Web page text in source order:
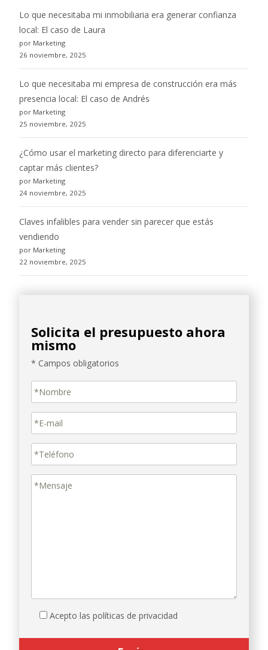
Lo que necesitaba mi inmobiliaria era generar confianza
local: El caso de Laura
por Marketing
26 noviembre, 2025
Lo que necesitaba mi empresa de construcción era más
presencia local: El caso de Andrés
por Marketing
25 noviembre, 2025
¿Cómo usar el marketing directo para diferenciarte y
captar más clientes?
por Marketing
24 noviembre, 2025
Claves infalibles para vender sin parecer que estás
vendiendo
por Marketing
22 noviembre, 2025
Acepto las políticas de privacidad